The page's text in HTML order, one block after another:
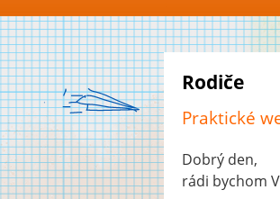
Rodiče
Praktické
Dobrý den,
rádi bychom